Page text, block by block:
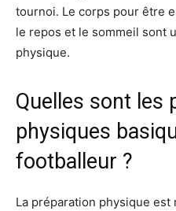
tournoi. Le corps pour être
le repos et le sommeil sont
physique.
Quelles sont les
physiques
footballeur ?
La préparation physique